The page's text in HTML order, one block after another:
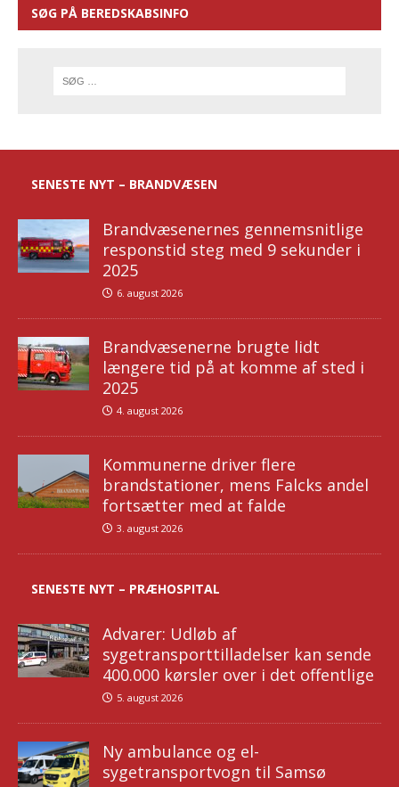
SØG PÅ BEREDSKABSINFO
SENESTE NYT – BRANDVÆSEN
Brandvæsenernes gennemsnitlige
responstid steg med 9 sekunder i
2025
6. august 2026
Brandvæsenerne brugte lidt
længere tid på at komme af sted i
2025
4. august 2026
Kommunerne driver flere
brandstationer, mens Falcks andel
fortsætter med at falde
3. august 2026
SENESTE NYT – PRÆHOSPITAL
Advarer: Udløb af
sygetransporttilladelser kan sende
400.000 kørsler over i det offentlige
5. august 2026
Ny ambulance og el-
sygetransportvogn til Samsø